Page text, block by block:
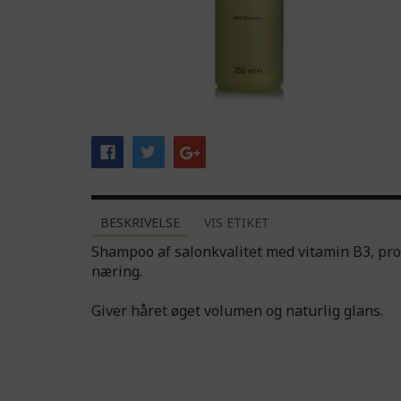
BESKRIVELSE VIS ETIKET
Shampoo af salonkvalitet med vitamin B3,
næring.
Giver håret øget volumen og naturlig glans.